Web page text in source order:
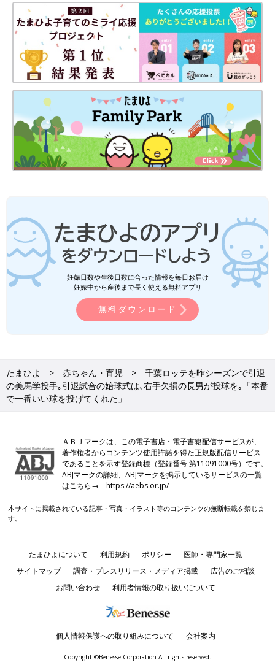
妊娠日数や生後日数に合った情報を毎日お届け
妊娠中から産後まで長く使える無料アプリ
無料ダウンロード
たまひよ 赤ちゃん・育児
千葉ロッテを昨シーズンで引退
の美馬学投手｡引退試合の始球式は､右手欠損の長男が投球を｡「本番
で一番いい球を投げてくれた」
ＡＢＪマークは、この電子書店・電子書籍配信サービスが、
著作権者からコンテンツ使用許諾を得た正規版配信サービス
であることを示す登録商標（登録番号 第11091000号）です。
ABJマークの詳細、ABJマークを掲示しているサービスの一覧
はこちら→https://aebs.or.jp/
本サイトに掲載されている記事・写真・イラスト等のコンテンツの無断転載を禁じま
す。
たまひよについて 利用規約 ポリシー
医師・専門家一覧
サイトマップ
調査・プレスリリース・メディア掲載
広告のご相談
お問い合わせ
利用者情報の取り扱いについて
個人情報保護への取り組みについて 会社案内
Copyright ©Benesse Corporation All rights reserved.